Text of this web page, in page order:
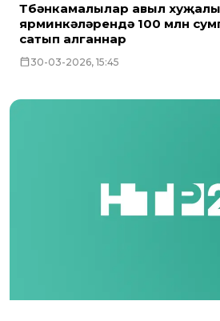
Түбәнкамалылар авыл
ярминкәләрендә 100 млн
сатып алганнар
30-03-2026, 15:45